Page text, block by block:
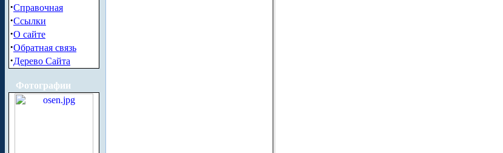
·Справочная
·Ссылки
·О сайте
·Обратная связь
·Дерево Сайта
Фотографии